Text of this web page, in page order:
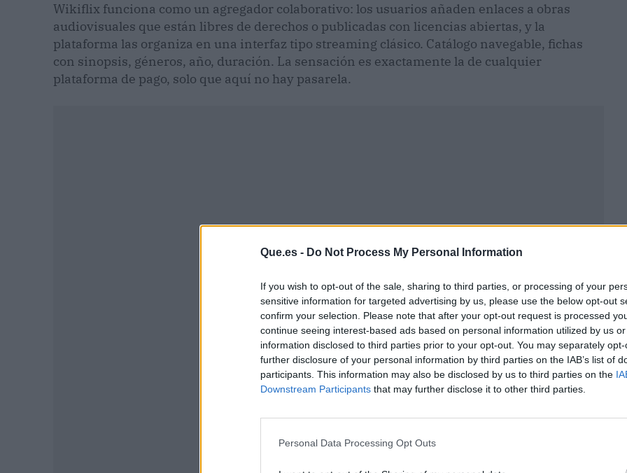
Que.es - Do Not Process My Personal Information
If you wish to opt-out of the sale, sharing to third parties, or processing of your
sensitive information for targeted advertising by us, please use the below opt-out
confirm your selection. Please note that after your opt-out request is processed
continue seeing interest-based ads based on personal information utilized by us
information disclosed to third parties prior to your opt-out. You may separately
further disclosure of your personal information by third parties on the IAB’s list of
participants. This information may also be disclosed by us to third parties on the
Downstream Participants that may further disclose it to other third parties.
Personal Data Processing Opt Outs
Wikiflix funciona como un agregador colaborativo: los usuarios añaden enlaces a obras
audiovisuales que están libres de derechos o publicadas con licencias abiertas, y la
plataforma las organiza en una interfaz tipo streaming clásico. Catálogo navegable, fichas
con sinopsis, géneros, año, duración. La sensación es exactamente la de cualquier
plataforma de pago, solo que aquí no hay pasarela.
Publicidad